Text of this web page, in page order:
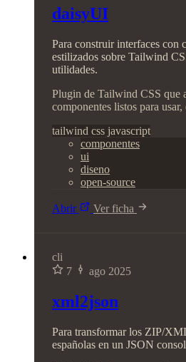
daisyUI
Para construir interfaces con
estilizados sobre Tailwind
utilidades.
Plugin de Tailwind CSS que
componentes listos para
tailwind css javascript
componentes
ui
diseno
open-source
Abrir Ver ficha
cli
7
ago 2025
xml2json
Para transformar los ZIP/
españolas en un JSON